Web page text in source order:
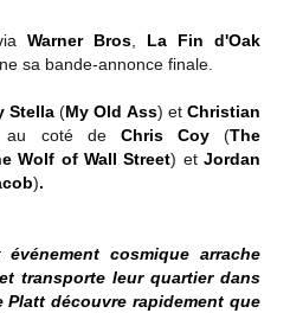
Warner Bros
La Fin d'Oak
sa bande-annonce finale.
Stella(My Old Ass) etChristian
coté de Chris Coy(The
Wolf of Wall Street) etJordan
).
cosmique arrache
transporte leur quartier dans
découvre rapidement que